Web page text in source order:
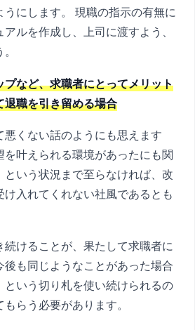
うにします。 現職の指示の有無に
ルを作成し、上司に渡すよう、
プなど、求職者にとってメリット
退職を引き留める場合
悪くない話のようにも思えます
を叶えられる環境があったにも関
という状況まで至らなければ、改
入れてくれない社風であるとも
続けることが、果たして求職者に
後も同じようなことがあった場合
という切り札を使い続けられるの
らう必要があります。